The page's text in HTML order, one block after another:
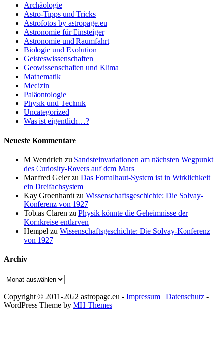
Archäologie
Astro-Tipps und Tricks
Astrofotos by astropage.eu
Astronomie für Einsteiger
Astronomie und Raumfahrt
Biologie und Evolution
Geisteswissenschaften
Geowissenschaften und Klima
Mathematik
Medizin
Paläontologie
Physik und Technik
Uncategorized
Was ist eigentlich…?
Neueste Kommentare
M Wendrich zu Sandsteinvariationen am nächsten Wegpunkt
des Curiosity-Rovers auf dem Mars
Manfred Geierzu Das Fomalhaut-System ist in Wirklichkeit
ein Dreifachsystem
Kay Groenhardt zu Wissenschaftsgeschichte: Die Solvay-
Konferenz von 1927
Tobias Claren zu Physik könnte die Geheimnisse der
Kornkreise entlarven
Hempel zu Wissenschaftsgeschichte: Die Solvay-Konferenz
von 1927
Archiv
Archiv
Copyright © 2011-2022 astropage.eu - Impressum | Datenschutz -
WordPress Theme by MH Themes